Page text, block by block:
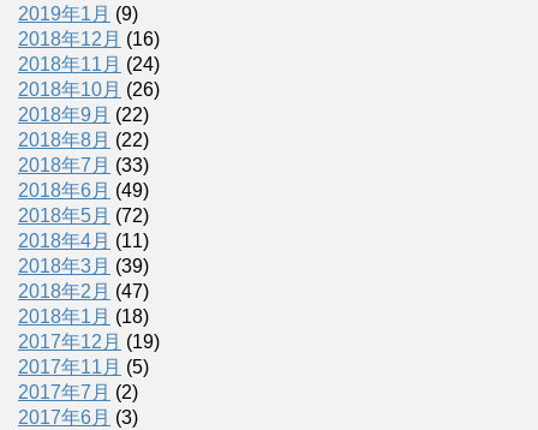
2019年1月 (9)
2018年12月 (16)
2018年11月 (24)
2018年10月 (26)
2018年9月 (22)
2018年8月 (22)
2018年7月 (33)
2018年6月 (49)
2018年5月 (72)
2018年4月 (11)
2018年3月 (39)
2018年2月 (47)
2018年1月 (18)
2017年12月 (19)
2017年11月 (5)
2017年7月 (2)
2017年6月 (3)